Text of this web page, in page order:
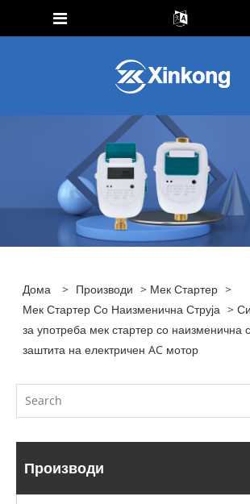
Дома > Производи > Мек Стартер >
Мек Стартер Со Наизменична Струја >
за употреба мек стартер со наизменична
заштита на електричен AC мотор
Производи